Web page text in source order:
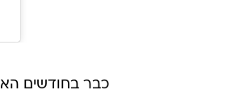
כבר בחודשים